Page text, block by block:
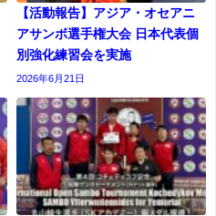
【活動報告】アジア・オセアニ
アサンボ選手権大会 日本代表個
別強化練習会を実施
2026年6月21日